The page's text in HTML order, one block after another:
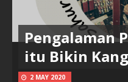
Pengalaman
itu Bikin
2 MAY 2020